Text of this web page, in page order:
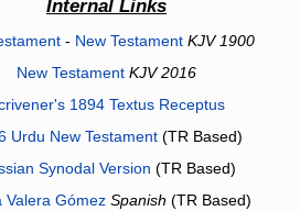
Internal Links
- New Testament KJV 1900
New Testament KJV 2016
1894 Textus Receptus
Urdu New Testament(TR Based)
Synodal Version (TR Based)
Valera Gómez Spanish (TR Based)